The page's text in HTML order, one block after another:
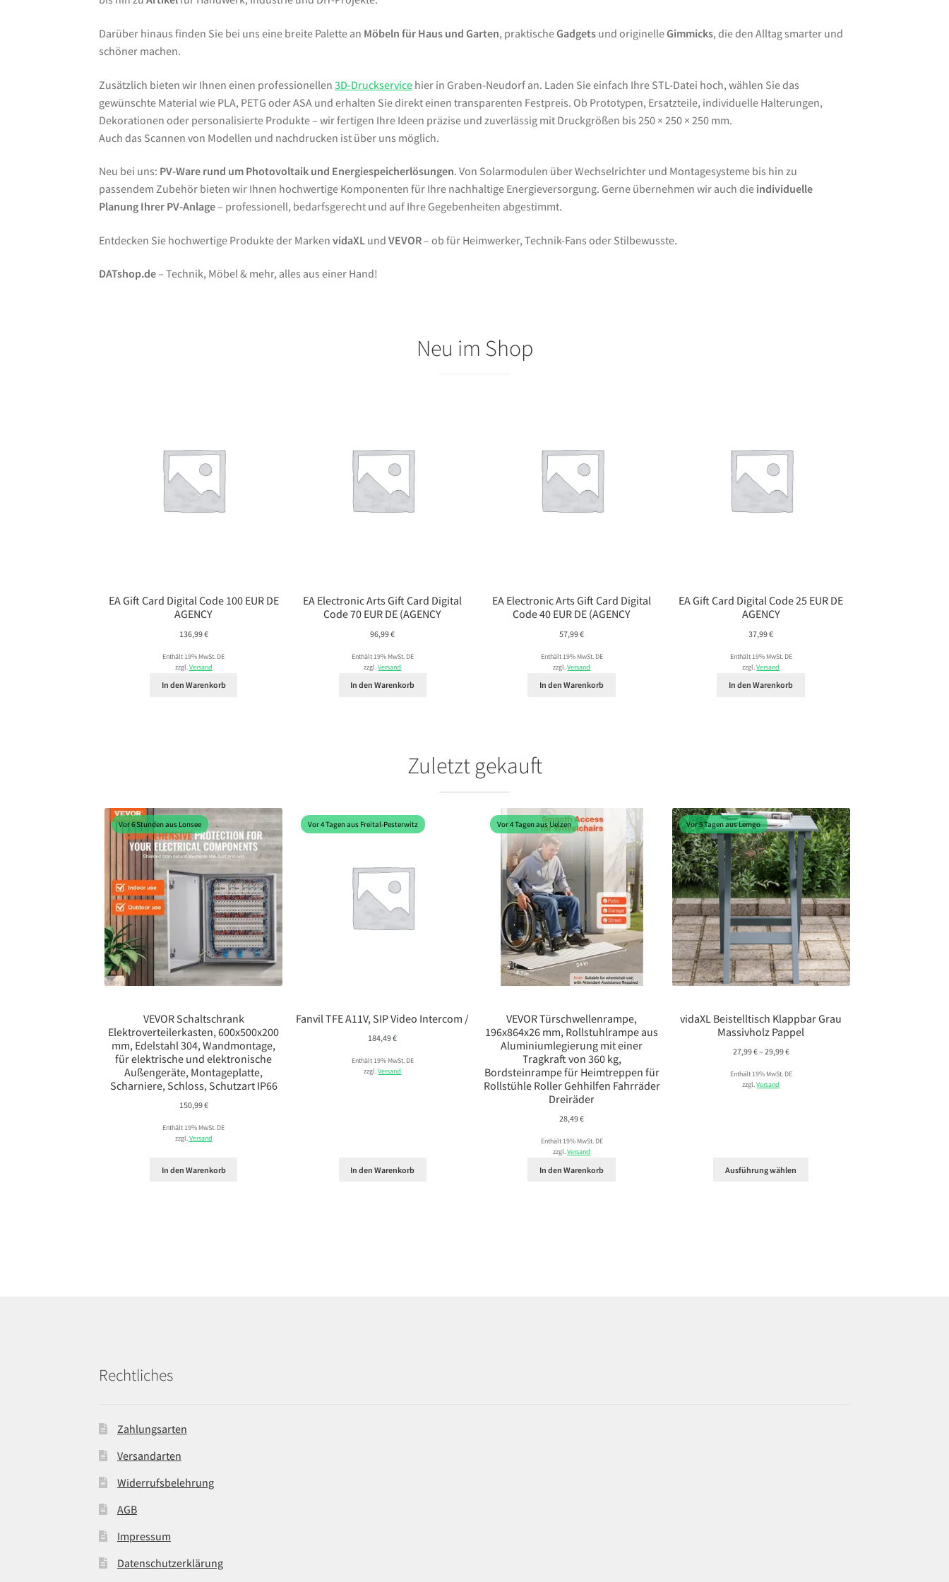
Darüber hinaus finden Sie bei uns eine breite Palette an Möbeln für Haus und Garten, praktischeGadgets und originelleGimmicks, die den Alltag smarter und
schöner machen.
Zusätzlich bieten wir Ihnen einen professionellen3D-Druckservice hier in Graben-Neudorf an. Laden Sie einfach Ihre STL-Datei hoch, wählen Sie das
gewünschte Material wie PLA, PETG oder ASA und erhalten Sie direkt einen transparenten Festpreis. Ob Prototypen, Ersatzteile, individuelle Halterungen,
Dekorationen oder personalisierte Produkte – wir fertigen Ihre Ideen präzise und zuverlässig mit Druckgrößen bis 250 × 250 × 250 mm.
Auch das Scannen von Modellen und nachdrucken ist über uns möglich.
Neu bei uns: PV-Ware rund um Photovoltaik und Energiespeicherlösungen. Von Solarmodulen über Wechselrichter und Montagesysteme bis hin zu
passendem Zubehör bieten wir Ihnen hochwertige Komponenten für Ihre nachhaltige Energieversorgung. Gerne übernehmen wir auch die individuelle
Planung Ihrer PV-Anlage– professionell, bedarfsgerecht und auf Ihre Gegebenheiten abgestimmt.
Entdecken Sie hochwertige Produkte der MarkenvidaXL undVEVOR– ob für Heimwerker, Technik-Fans oder Stilbewusste.
DATshop.de– Technik, Möbel & mehr, alles aus einer Hand!
Neu im Shop
EA Gift Card Digital Code 100 EUR DE
AGENCY
136,99€
Enthält 19% MwSt. DE
zzgl.Versand
In den Warenkorb
EA Electronic Arts Gift Card Digital
Code 70 EUR DE (AGENCY
96,99€
Enthält 19% MwSt. DE
zzgl.Versand
In den Warenkorb
EA Electronic Arts Gift Card Digital
Code 40 EUR DE (AGENCY
57,99€
Enthält 19% MwSt. DE
zzgl.Versand
In den Warenkorb
EA Gift Card Digital Code 25 EUR DE
AGENCY
37,99€
Enthält 19% MwSt. DE
zzgl.Versand
In den Warenkorb
Zuletzt gekauft
Vor 6 Stunden aus Lonsee
VEVOR Schaltschrank
Elektroverteilerkasten, 600x500x200
mm, Edelstahl 304, Wandmontage,
für elektrische und elektronische
Außengeräte, Montageplatte,
Scharniere, Schloss, Schutzart IP66
150,99€
Enthält 19% MwSt. DE
zzgl.Versand
In den Warenkorb
Vor 4 Tagen aus Freital-Pesterwitz
Fanvil TFE A11V, SIP Video Intercom /
184,49€
Enthält 19% MwSt. DE
zzgl.Versand
In den Warenkorb
Vor 4 Tagen aus Uelzen
VEVOR Türschwellenrampe,
196x864x26 mm, Rollstuhlrampe aus
Aluminiumlegierung mit einer
Tragkraft von 360 kg,
Bordsteinrampe für Heimtreppen für
Rollstühle Roller Gehhilfen Fahrräder
Dreiräder
28,49€
Enthält 19% MwSt. DE
zzgl.Versand
In den Warenkorb
Vor 5 Tagen aus Lemgo
vidaXL Beistelltisch Klappbar Grau
Massivholz Pappel
27,99€– 29,99€Preisspanne:
bis
Enthält 19% MwSt. DE
zzgl.Versand
Ausführung wählen
Rechtliches
Zahlungsarten
Versandarten
Widerrufsbelehrung
AGB
Impressum
Datenschutzerklärung